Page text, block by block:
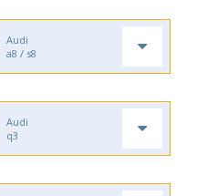
Audi
a8 / s8
Audi
q3